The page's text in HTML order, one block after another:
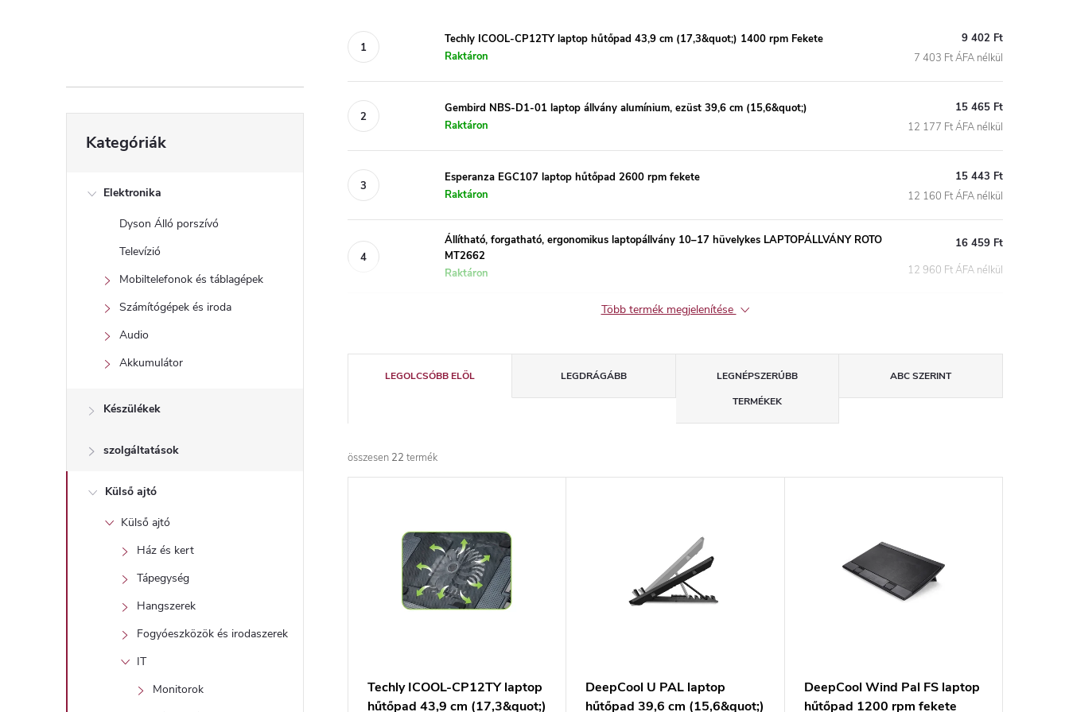
l
sátugrása
Kategóriák
Elektronika
Dyson Álló porszívó
Televízió
Mobiltelefonok és táblagépek
Számítógépek és iroda
Audio
Akkumulátor
Készülékek
szolgáltatások
Külső ajtó
Külső ajtó
Ház és kert
Tápegység
Hangszerek
Fogyóeszközök és irodaszerek
IT
Monitorok
Techly ICOOL-CP12TY laptop hűtőpad 43,9 cm (17,3&quot;) 1400 rpm Fekete
Raktáron
9 402 Ft
7 403 Ft ÁFA nélkül
Gembird NBS-D1-01 laptop állvány alumínium, ezüst 39,6 cm (15,6&quot;)
Raktáron
15 465 Ft
12 177 Ft ÁFA nélkül
Esperanza EGC107 laptop hűtőpad 2600 rpm fekete
Raktáron
15 443 Ft
12 160 Ft ÁFA nélkül
Állítható, forgatható, ergonomikus laptopállvány 10–17 hüvelykes LAPTOPÁLLVÁNY ROTO
MT2662
Raktáron
16 459 Ft
12 960 Ft ÁFA nélkül
Több termék megjelenítése
e
r
m
LEGOLCSÓBB ELÖL LEGDRÁGÁBB
LEGNÉPSZERŰBB
TERMÉKEK
ABC SZERINT
összesen 22 termék
Techly ICOOL-CP12TY laptop
hűtőpad 43,9 cm (17,3&quot;)
DeepCool U PAL laptop
hűtőpad 39,6 cm (15,6&quot;)
DeepCool Wind Pal FS laptop
hűtőpad 1200 rpm fekete